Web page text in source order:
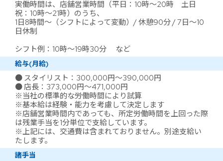
実働時間は、店舗営業時間（平日：10時～20時 土日
祝：10時～21時）のうち、
1日8時間～（シフトによって変動）/ 休憩90分 / 7日～10
日休制
シフト例：10時～19時30分 など
給与(月給)
● スタイリスト：300,000円～390,000円
● 店長：373,000円～471,000円
※当社の標準的な労働時間により試算
※基本給は経験・能力を考慮して決定します
※店舗営業時間内であっても、所定労働時間を上回った際
は残業手当を1分単位で支給しています。
※上記には、交通費は含まれておりません。別途支給い
たします。
諸手当